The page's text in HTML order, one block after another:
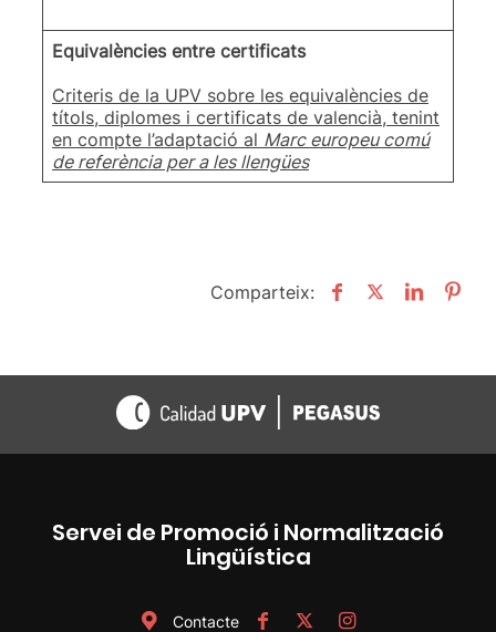
Equivalències entre certificats
Criteris de la UPV sobre les equivalències de
títols, diplomes i certificats de valencià, tenint
en compte l’adaptació al Marc europeu comú
de referència per a les llengües
Comparteix:
Servei de Promoció i Normalització
Lingüística
Contacte